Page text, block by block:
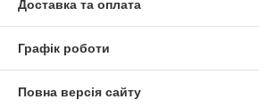
Доставка та оплата
Графік роботи
Повна версія сайту